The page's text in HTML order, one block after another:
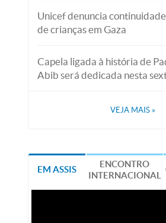
Unicef denuncia
de crianças em Gaza
Capela ligada à história de
Abib será dedicada nesta
VEJA MAIS »
EM ASSIS
ENCONTRO
INTERNACIONAL